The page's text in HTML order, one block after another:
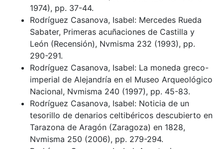
1974), pp. 37-44.
Rodríguez Casanova, Isabel: Mercedes Rueda
Sabater, Primeras acuñaciones de Castilla y
León (Recensión), Nvmisma 232 (1993), pp.
290-291.
Rodríguez Casanova, Isabel: La moneda greco-
imperial de Alejandría en el Museo Arqueológico
Nacional, Nvmisma 240 (1997), pp. 45-83.
Rodríguez Casanova, Isabel: Noticia de un
tesorillo de denarios celtibéricos descubierto en
Tarazona de Aragón (Zaragoza) en 1828,
Nvmisma 250 (2006), pp. 279-294.